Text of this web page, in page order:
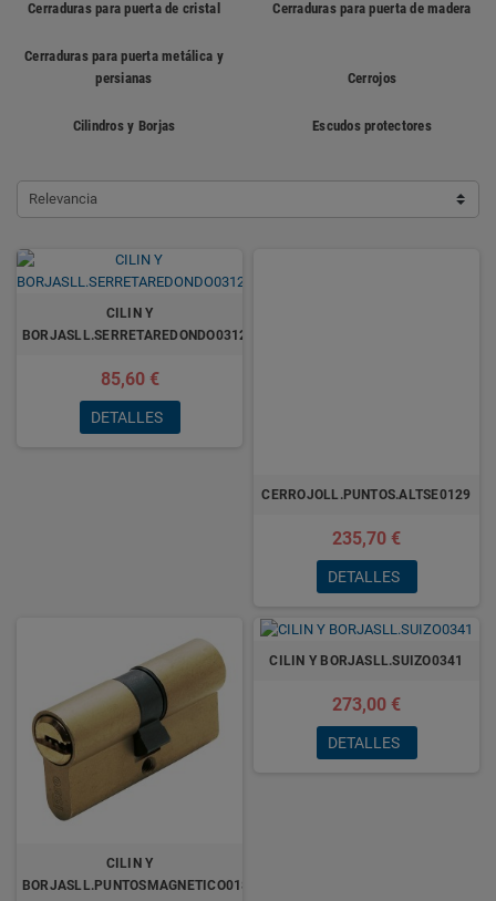
Cerraduras para puerta de cristal Cerraduras para puerta de madera
Cerraduras para puerta metálica y
persianas
Cerrojos
Cilindros y Borjas Escudos protectores
Relevancia
CILIN Y
BORJASLL.SERRETAREDONDO0312
85,60 €
DETALLES
CERROJOLL.PUNTOS.ALTSE0129
235,70 €
DETALLES
CILIN Y
BORJASLL.PUNTOSMAGNETICO0184
CILIN Y BORJASLL.SUIZO0341
273,00 €
DETALLES